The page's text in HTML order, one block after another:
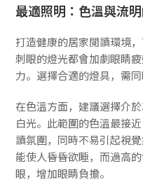
最適照明：色溫與流
打造健康的居家閱讀環境
刺眼的燈光都會加劇眼睛
力。選擇合適的燈具，需
在色溫方面，建議選擇介於
白光。此範圍的色溫最接
讀氛圍，同時不易引起視
能使人昏昏欲睡，而過高
眼，增加眼睛負擔。